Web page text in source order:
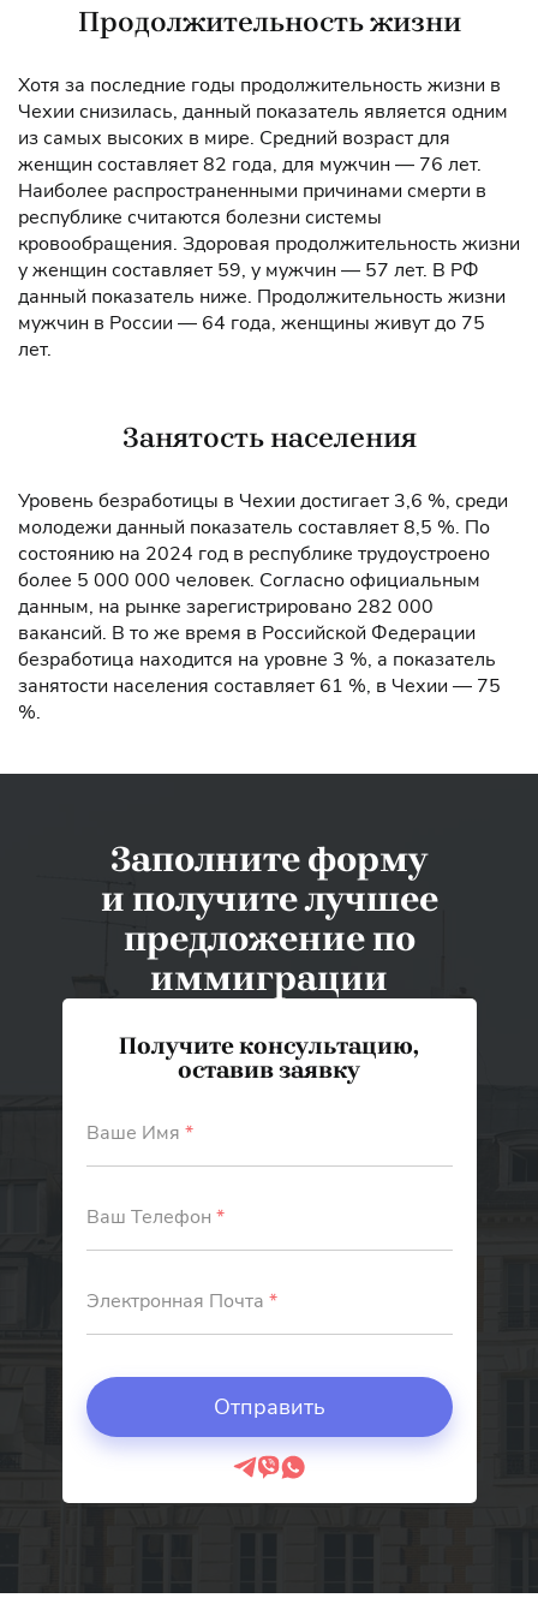
Продолжительность жизни
Хотя за последние годы продолжительность жизни в
Чехии снизилась, данный показатель является одним
из самых высоких в мире. Средний возраст для
женщин составляет 82 года, для мужчин — 76 лет.
Наиболее распространенными причинами смерти в
республике считаются болезни системы
кровообращения. Здоровая продолжительность жизни
у женщин составляет 59, у мужчин — 57 лет. В РФ
данный показатель ниже. Продолжительность жизни
мужчин в России — 64 года, женщины живут до 75
лет.
Занятость населения
Уровень безработицы в Чехии достигает 3,6 %, среди
молодежи данный показатель составляет 8,5 %. По
состоянию на 2024 год в республике трудоустроено
более 5 000 000 человек. Согласно официальным
данным, на рынке зарегистрировано 282 000
вакансий. В то же время в Российской Федерации
безработица находится на уровне 3 %, а показатель
занятости населения составляет 61 %, в Чехии — 75
%.
Заполните форму
и получите лучшее
предложение по
иммиграции
Получите консультацию,
оставив заявку
Ваше Имя *
Ваш Телефон *
Электронная Почта *